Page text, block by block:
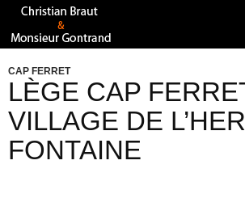
Recherche
AU
CAP FERRET
LÈGE CAP
VILLAGE DE
FONTAINE